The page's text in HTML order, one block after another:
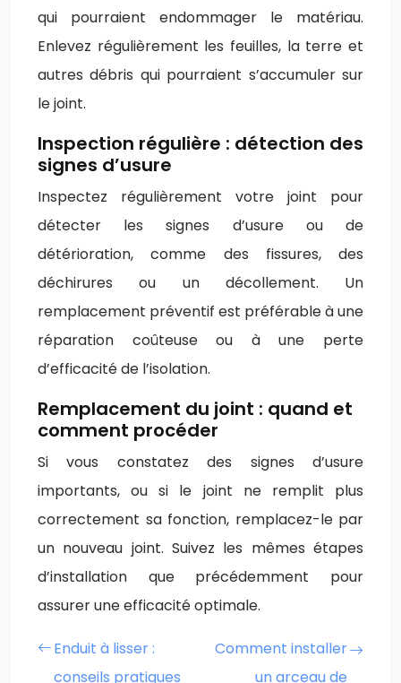
qui pourraient endommager le matériau.
Enlevez régulièrement les feuilles, la terre et
autres débris qui pourraient s’accumuler sur
le joint.
Inspection régulière : détection des
signes d’usure
Inspectez régulièrement votre joint pour
détecter les signes d’usure ou de
détérioration, comme des fissures, des
déchirures ou un décollement. Un
remplacement préventif est préférable à une
réparation coûteuse ou à une perte
d’efficacité de l’isolation.
Remplacement du joint : quand et
comment procéder
Si vous constatez des signes d’usure
importants, ou si le joint ne remplit plus
correctement sa fonction, remplacez-le par
un nouveau joint. Suivez les mêmes étapes
d’installation que précédemment pour
assurer une efficacité optimale.
Enduit à lisser :
conseils pratiques
Comment installer
un arceau de